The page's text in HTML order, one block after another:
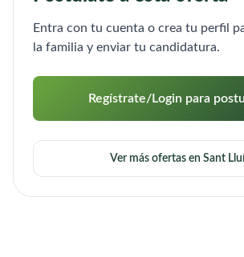
Entra con tu cuenta o crea tu perfil
la familia y enviar tu candidatura.
Regístrate/Login para
Ver más ofertas en Sant